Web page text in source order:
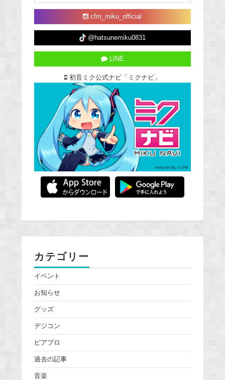
cfm_miku_official
@hatsunemiku0831
LINE
初音ミク公式ナビ「ミクナビ」
カテゴリー
イベント
お知らせ
グッズ
デジコン
ピアプロ
過去の記事
音楽